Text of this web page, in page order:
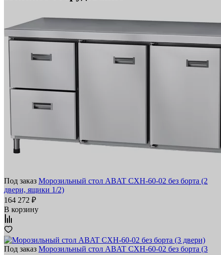
Под заказ Морозильный стол ABAT СХН-60-02 без борта (2
двери, ящики 1/2)
164 272 ₽
В корзину
Под заказ Морозильный стол ABAT СХН-60-02 без борта (3